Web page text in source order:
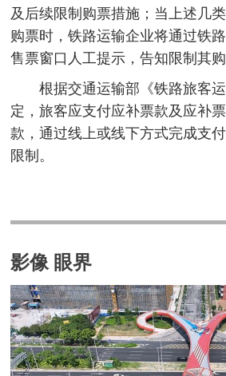
及后续限制购票措施；当上述几
购票时，铁路运输企业将通过铁
售票窗口人工提示，告知限制其购
根据交通运输部《铁路旅客
定，旅客应支付应补票款及应补
款，通过线上或线下方式完成支
限制。
影像 眼界